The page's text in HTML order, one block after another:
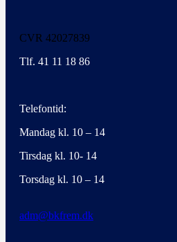
CVR 42027839
Tlf. 41 11 18 86
Telefontid:
Mandag kl. 10 – 14
Tirsdag kl. 10- 14
Torsdag kl. 10 – 14
adm@bkfrem.dk